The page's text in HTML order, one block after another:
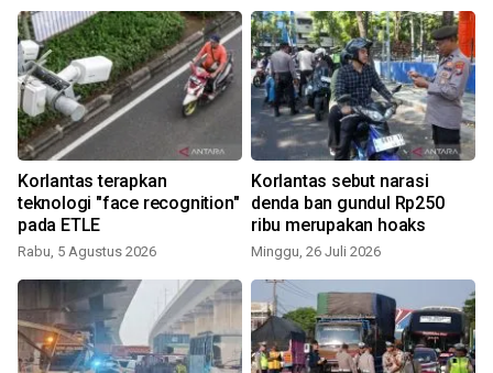
Korlantas terapkan
teknologi "face recognition"
pada ETLE
Rabu, 5 Agustus 2026
Korlantas sebut narasi
denda ban gundul Rp250
ribu merupakan hoaks
Minggu, 26 Juli 2026